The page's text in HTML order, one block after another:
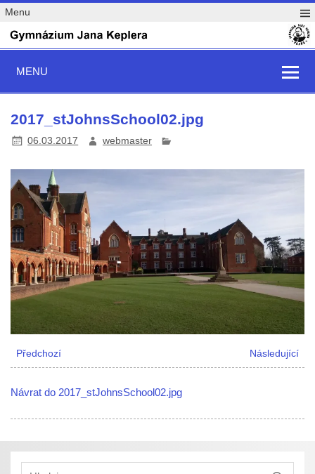
Menu
MENU
2017_stJohnsSchool02.jpg
06.03.2017 webmaster
Předchozí Následující
Návrat do 2017_stJohnsSchool02.jpg